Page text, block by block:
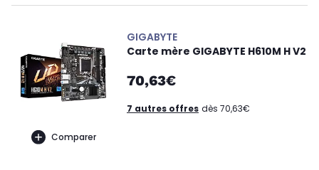
Comparer
GIGABYTE
Carte mère GIGABYTE H610M H V2
70,63€
7 autres offres dès 70,63€